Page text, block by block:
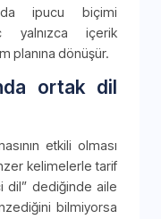
ipucu biçimi
yalnızca içerik
planına dönüşür.
ortak dil
etkili olması
kelimelerle tarif
dil” dediğinde aile
bilmiyorsa